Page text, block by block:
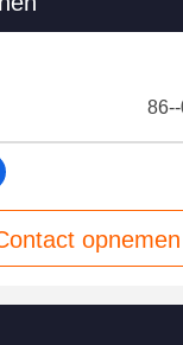
opnemen